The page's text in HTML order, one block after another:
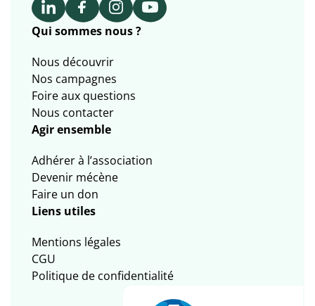
Qui sommes nous ?
Nous découvrir
Nos campagnes
Foire aux questions
Nous contacter
Agir ensemble
Adhérer à l’association
Devenir mécène
Faire un don
Liens utiles
Mentions légales
CGU
Politique de confidentialité